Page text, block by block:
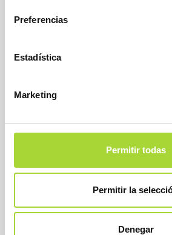
Preferencias
Estadística
Marketing
Permitir todas
Permitir la
Denegar
JUNTA DIRECTIVA
ASOCIADOS
CONTACTAR
SOBRE LOS BIOSIMILARES